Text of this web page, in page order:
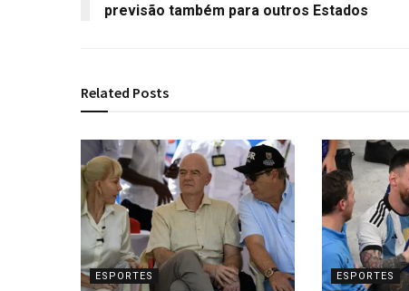
previsão também para outros Estados
Related Posts
ESPORTES ESPORTES